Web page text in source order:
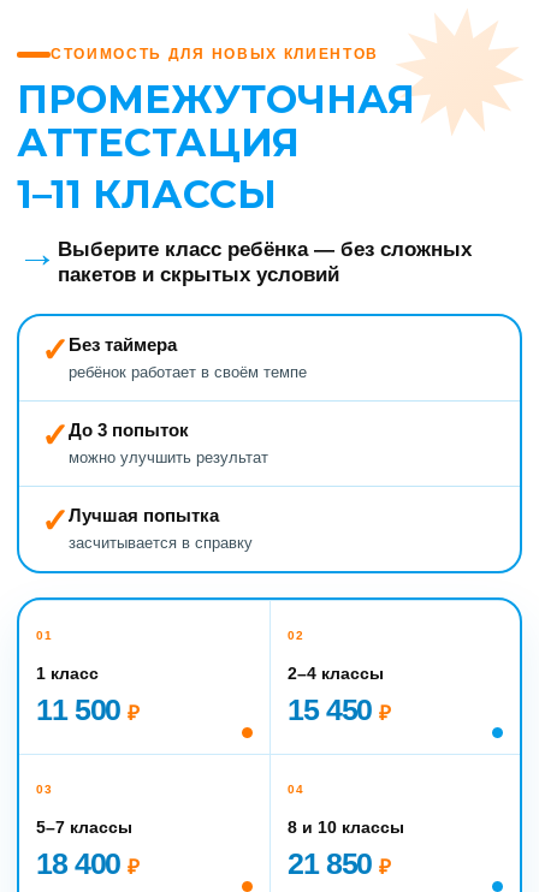
СТОИМОСТЬ ДЛЯ НОВЫХ КЛИЕНТОВ
ПРОМЕЖУТОЧНАЯ
АТТЕСТАЦИЯ
1–11 КЛАССЫ
→ Выберите класс ребёнка — без сложных
пакетов и скрытых условий
✓ Без таймера
ребёнок работает в своём темпе
✓До 3 попыток
можно улучшить результат
✓Лучшая попытка
засчитывается в справку
01
1 класс
11 500₽
02
2–4 классы
15 450₽
03
5–7 классы
18 400₽
04
8 и 10 классы
21 850₽